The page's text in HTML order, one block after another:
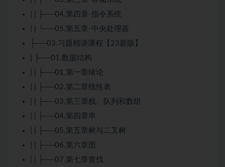
| | ├──04.第四章-指令系统
| | └──05.第五章-中央处理器
├──03.习题精讲课程【23新版】
| ├──01.数据结构
| | ├──01.第一章绪论
| | ├──02.第二章线性表
| | ├──03.第三章栈、队列和数组
| | ├──04.第四章串
| | ├──05.第五章树与二叉树
| | ├──06.第六章图
| | ├──07.第七章查找